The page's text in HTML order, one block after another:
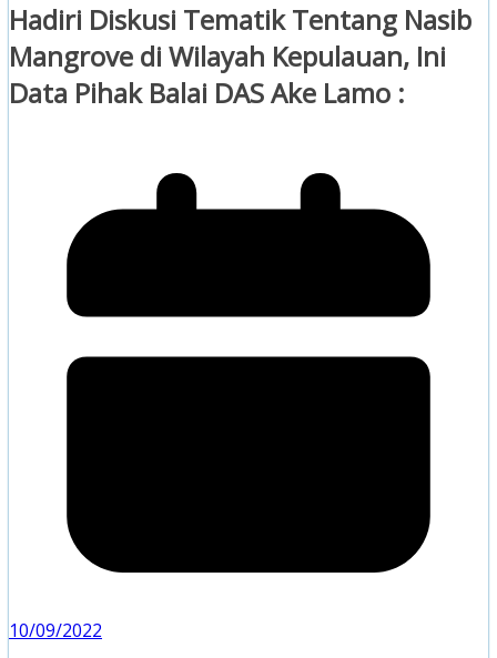
Hadiri Diskusi Tematik Tentang Nasib
Mangrove di Wilayah Kepulauan, Ini
Data Pihak Balai DAS Ake Lamo :
10/09/2022